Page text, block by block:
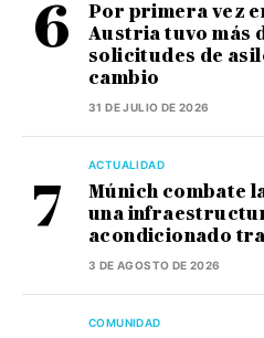
Por primera vez
Austria tuvo más
solicitudes de
cambio
31 DE JULIO DE 2026
ACTUALIDAD
Múnich combate
una
acondicionado
3 DE AGOSTO DE 2026
COMUNIDAD